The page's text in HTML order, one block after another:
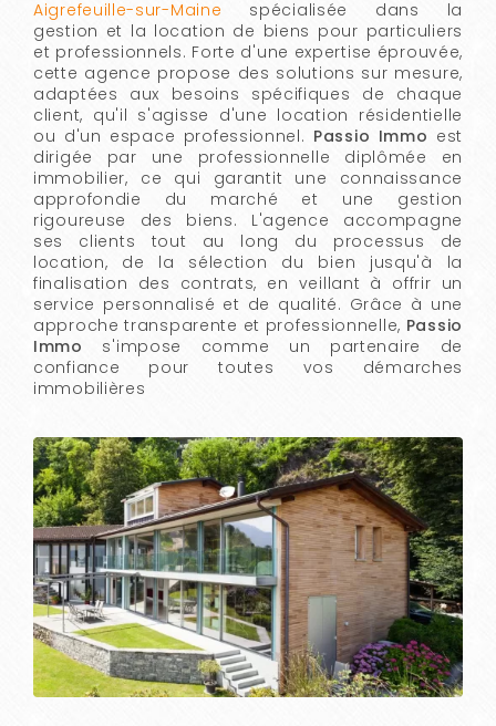
Aigrefeuille-sur-Maine spécialisée dans la
gestion et la location de biens pour particuliers
et professionnels. Forte d'une expertise éprouvée,
cette agence propose des solutions sur mesure,
adaptées aux besoins spécifiques de chaque
client, qu'il s'agisse d'une location résidentielle
ou d'un espace professionnel. Passio Immo est
dirigée par une professionnelle diplômée en
immobilier, ce qui garantit une connaissance
approfondie du marché et une gestion
rigoureuse des biens. L'agence accompagne
ses clients tout au long du processus de
location, de la sélection du bien jusqu'à la
finalisation des contrats, en veillant à offrir un
service personnalisé et de qualité. Grâce à une
approche transparente et professionnelle, Passio
Immo s'impose comme un partenaire de
confiance pour toutes vos démarches
immobilières